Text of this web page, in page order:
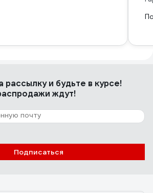
рассылкуи будьте в курсе!
ждут!
Подписаться